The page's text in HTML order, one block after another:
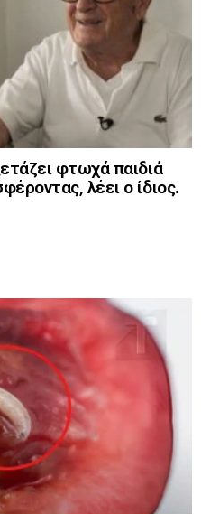
φτωχά παιδιά
λέει ο ίδιος.